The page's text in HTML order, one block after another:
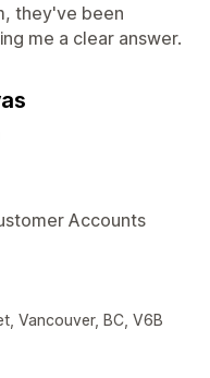
they've been
me a clear answer.
Accounts
Vancouver, BC, V6B